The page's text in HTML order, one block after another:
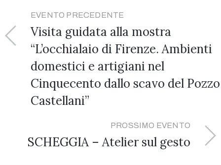
EVENTO PRECEDENTE
Visita guidata alla mostra
“L’occhialaio di Firenze. Ambienti
domestici e artigiani nel
Cinquecento dallo scavo del Pozzo
Castellani”
PROSSIMO EVENTO
SCHEGGIA – Atelier sul gesto